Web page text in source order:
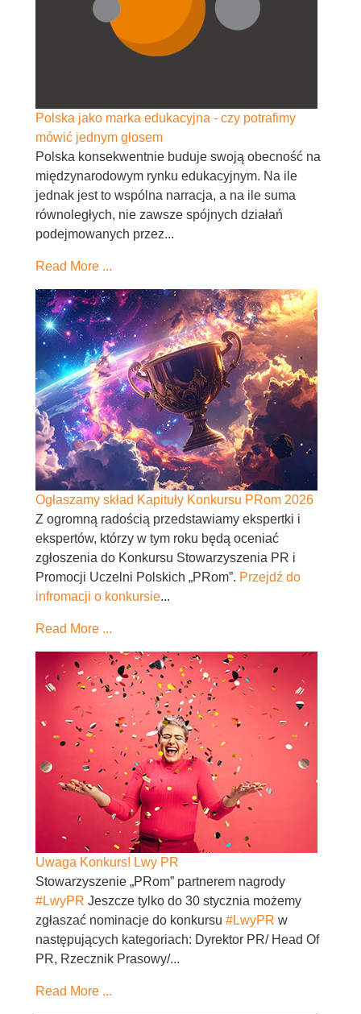
Polska jako marka edukacyjna - czy potrafimy
mówić jednym głosem
Polska konsekwentnie buduje swoją obecność na
międzynarodowym rynku edukacyjnym. Na ile
jednak jest to wspólna narracja, a na ile suma
równoległych, nie zawsze spójnych działań
podejmowanych przez...
Read More ...
Ogłaszamy skład Kapituły Konkursu PRom 2026
Z ogromną radością przedstawiamy ekspertki i
ekspertów, którzy w tym roku będą oceniać
zgłoszenia do Konkursu Stowarzyszenia PR i
Promocji Uczelni Polskich „PRom”. Przejdź do
infromacji o konkursie...
Read More ...
Uwaga Konkurs! Lwy PR
Stowarzyszenie „PRom” partnerem nagrody
#LwyPR Jeszcze tylko do 30 stycznia możemy
zgłaszać nominacje do konkursu #LwyPR w
następujących kategoriach: Dyrektor PR/ Head Of
PR, Rzecznik Prasowy/...
Read More ...